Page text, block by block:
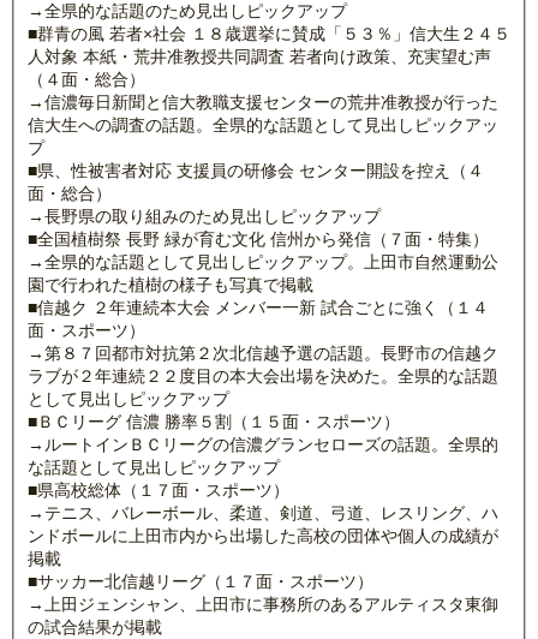
→全県的な話題のため見出しピックアップ
■群青の風 若者×社会 １８歳選挙に賛成「５３％」信大生２４５
人対象 本紙・荒井准教授共同調査 若者向け政策、充実望む声
（４面・総合）
→信濃毎日新聞と信大教職支援センターの荒井准教授が行った
信大生への調査の話題。全県的な話題として見出しピックアッ
プ
■県、性被害者対応 支援員の研修会 センター開設を控え（４
面・総合）
→長野県の取り組みのため見出しピックアップ
■全国植樹祭 長野 緑が育む文化 信州から発信（７面・特集）
→全県的な話題として見出しピックアップ。上田市自然運動公
園で行われた植樹の様子も写真で掲載
■信越ク ２年連続本大会 メンバー一新 試合ごとに強く（１４
面・スポーツ）
→第８７回都市対抗第２次北信越予選の話題。長野市の信越ク
ラブが２年連続２２度目の本大会出場を決めた。全県的な話題
として見出しピックアップ
■ＢＣリーグ 信濃 勝率５割（１５面・スポーツ）
→ルートインＢＣリーグの信濃グランセローズの話題。全県的
な話題として見出しピックアップ
■県高校総体（１７面・スポーツ）
→テニス、バレーボール、柔道、剣道、弓道、レスリング、ハ
ンドボールに上田市内から出場した高校の団体や個人の成績が
掲載
■サッカー北信越リーグ（１７面・スポーツ）
→上田ジェンシャン、上田市に事務所のあるアルティスタ東御
の試合結果が掲載